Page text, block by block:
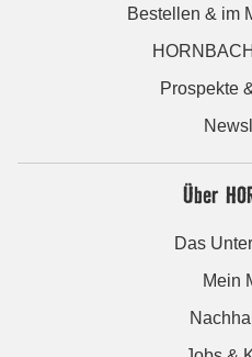
Bestellen & im
Prospekte
Über
Das
Mein